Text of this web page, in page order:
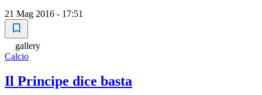
21 Mag 2016 - 17:51
gallery
Calcio
Il Principe dice basta